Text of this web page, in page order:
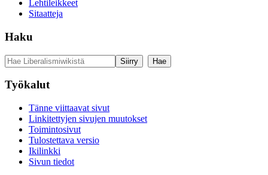
Lehtileikkeet
Sitaatteja
Haku
Työkalut
Tänne viittaavat sivut
Linkitettyjen sivujen muutokset
Toimintosivut
Tulostettava versio
Ikilinkki
Sivun tiedot